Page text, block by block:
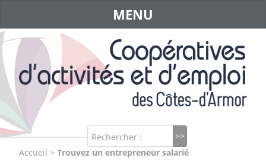
Rechercher :
MENU
Accueil > Trouvez un entrepreneur salarié